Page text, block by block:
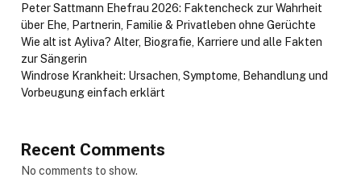
Peter Sattmann Ehefrau 2026: Faktencheck zur Wahrheit
über Ehe, Partnerin, Familie & Privatleben ohne Gerüchte
Wie alt ist Ayliva? Alter, Biografie, Karriere und alle Fakten
zur Sängerin
Windrose Krankheit: Ursachen, Symptome, Behandlung und
Vorbeugung einfach erklärt
Recent Comments
No comments to show.